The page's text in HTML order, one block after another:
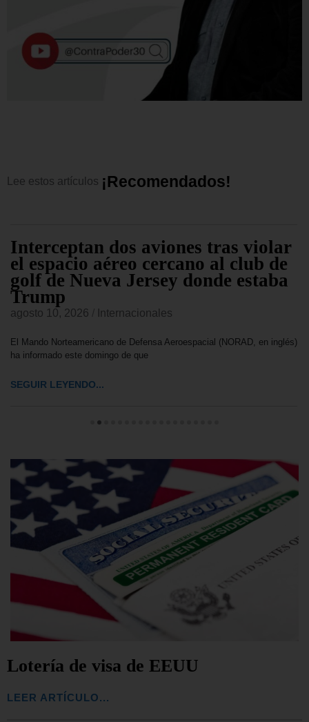
Lee estos artículos ¡Recomend ad os!
Interceptan dos aviones tras violar
el espacio aéreo cercano al club de
golf de Nueva Jersey donde estaba
Trump
agosto 10, 2026 Internacionales
El Mando Norteamericano de Defensa Aeroespacial (NORAD, en inglés)
ha informado este domingo de que
SEGUIR LEYENDO...
Lotería de visa de EEUU
LEER ARTÍCULO...